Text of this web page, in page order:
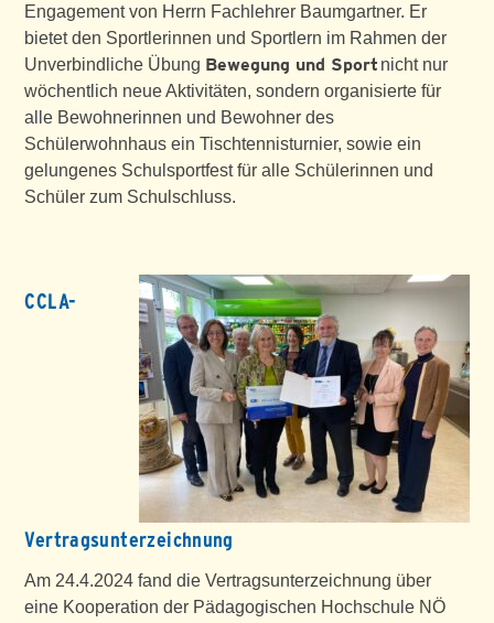
Engagement von Herrn Fachlehrer Baumgartner. Er
bietet den Sportlerinnen und Sportlern im Rahmen der
Unverbindliche Übung Bewegung und Sport nicht nur
wöchentlich neue Aktivitäten, sondern organisierte für
alle Bewohnerinnen und Bewohner des
Schülerwohnhaus ein Tischtennisturnier, sowie ein
gelungenes Schulsportfest für alle Schülerinnen und
Schüler zum Schulschluss.
CCLA-
Vertragsunterzeichnung
Am 24.4.2024 fand die Vertragsunterzeichnung über
eine Kooperation der Pädagogischen Hochschule NÖ